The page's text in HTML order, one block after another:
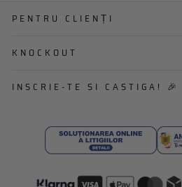
PENTRU CLIENȚI
KNOCKOUT
INSCRIE-TE SI CASTIGA! 🎉